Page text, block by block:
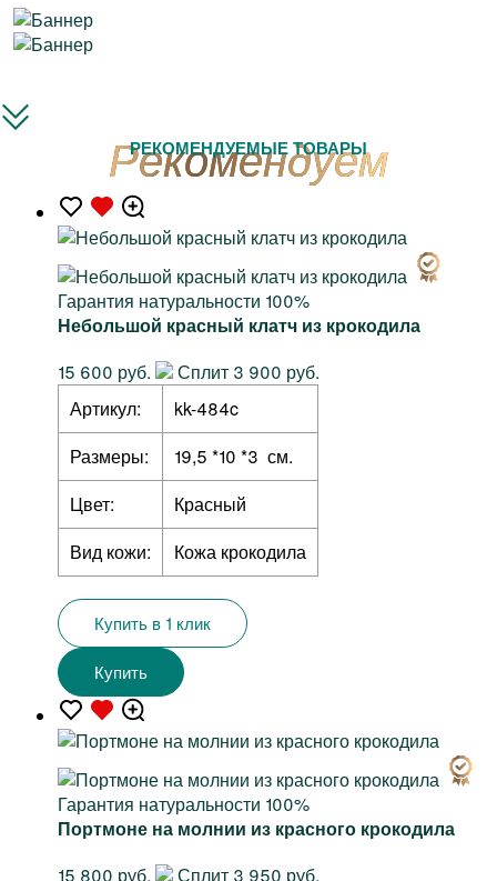
РЕКОМЕНДУЕМЫЕ ТОВАРЫ
Гарантия натуральности 100%
Небольшой красный клатч из крокодила
15 600 руб.
Сплит 3 900 руб.
Артикул:
kk-484c
Размеры:
19,5 *10 *3 см.
Цвет:
Красный
Вид кожи:
Кожа крокодила
Купить в 1 клик
Купить
Гарантия натуральности 100%
Портмоне на молнии из красного крокодила
15 800 руб.
Сплит 3 950 руб.